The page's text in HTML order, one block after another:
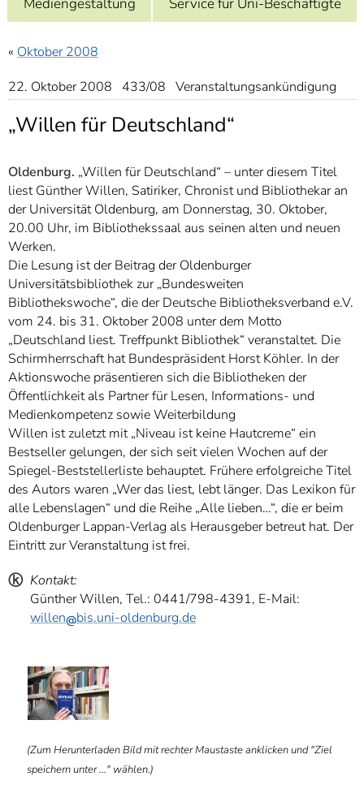
7]
Informationen zur
« Oktober 2008
22. Oktober 2008 433/08 Veranstaltungsankündigung
„Willen für Deutschland“
Oldenburg. „Willen für Deutschland“ – unter diesem Titel
liest Günther Willen, Satiriker, Chronist und Bibliothekar an
der Universität Oldenburg, am Donnerstag, 30. Oktober,
20.00 Uhr, im Bibliothekssaal aus seinen alten und neuen
Werken.
Die Lesung ist der Beitrag der Oldenburger
Universitätsbibliothek zur „Bundesweiten
Bibliothekswoche“, die der Deutsche Bibliotheksverband e.V.
vom 24. bis 31. Oktober 2008 unter dem Motto
„Deutschland liest. Treffpunkt Bibliothek“ veranstaltet. Die
Schirmherrschaft hat Bundespräsident Horst Köhler. In der
Aktionswoche präsentieren sich die Bibliotheken der
Öffentlichkeit als Partner für Lesen, Informations- und
Medienkompetenz sowie Weiterbildung
Willen ist zuletzt mit „Niveau ist keine Hautcreme“ ein
Bestseller gelungen, der sich seit vielen Wochen auf der
Spiegel-Beststellerliste behauptet. Frühere erfolgreiche Titel
des Autors waren „Wer das liest, lebt länger. Das Lexikon für
alle Lebenslagen“ und die Reihe „Alle lieben…“, die er beim
Oldenburger Lappan-Verlag als Herausgeber betreut hat. Der
Eintritt zur Veranstaltung ist frei.
ⓚ Kontakt:
Günther Willen, Tel.: 0441/798-4391, E-Mail:
willen
bis.uni-oldenburg.de
(Zum Herunterladen Bild mit rechter Maustaste anklicken und "Ziel
speichern unter ..." wählen.)